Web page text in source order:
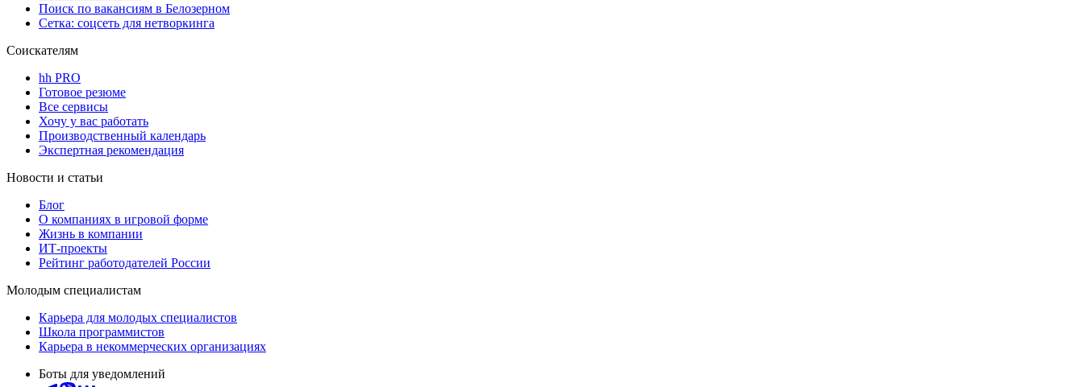
Поиск по вакансиям в Белозерном
Сетка: соцсеть для нетворкинга
Соискателям
hh PRO
Готовое резюме
Все сервисы
Хочу у вас работать
Производственный календарь
Экспертная рекомендация
Новости и статьи
Блог
О компаниях в игровой форме
Жизнь в компании
ИТ-проекты
Рейтинг работодателей России
Молодым специалистам
Карьера для молодых специалистов
Школа программистов
Карьера в некоммерческих организациях
Боты для уведомлений